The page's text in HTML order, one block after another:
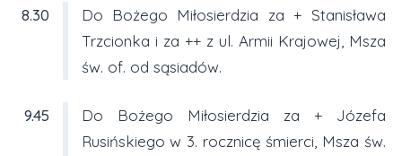
8.30
Do Bożego Miłosierdzia za + Stanisława
Trzcionka i za ++ z ul. Armii Krajowej, Msza
św. of. od sąsiadów.
9.45
Do Bożego Miłosierdzia za + Józefa
Rusińskiego w 3. rocznicę śmierci, Msza św.